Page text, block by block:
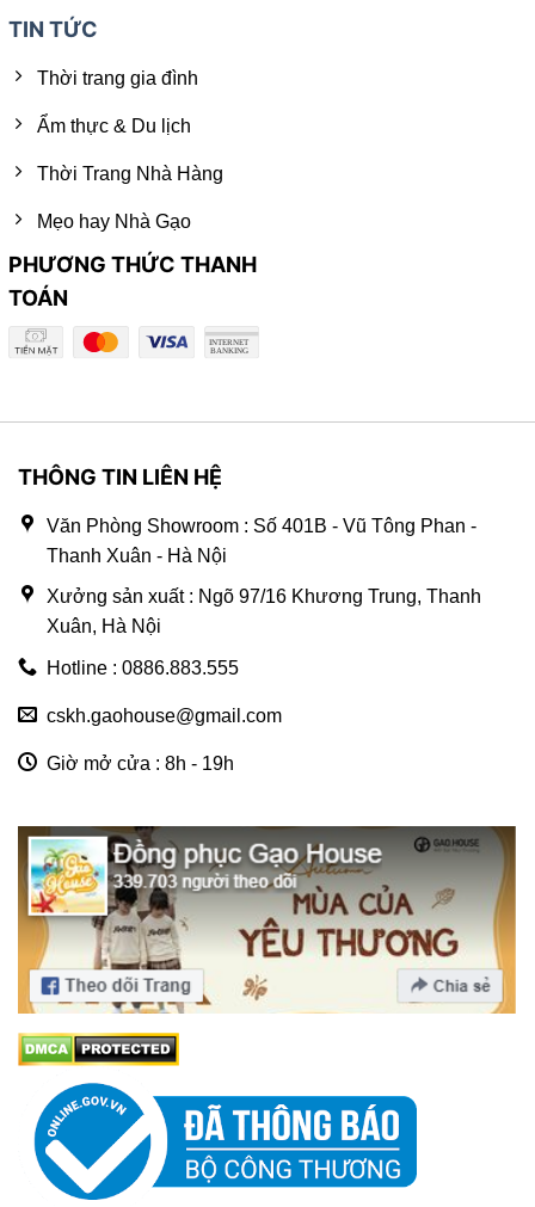
TIN TỨC
Thời trang gia đình
Ẩm thực & Du lịch
Thời Trang Nhà Hàng
Mẹo hay Nhà Gạo
PHƯƠNG THỨC THANH
TOÁN
THÔNG TIN LIÊN HỆ
Văn Phòng Showroom : Số 401B - Vũ Tông Phan -
Thanh Xuân - Hà Nội
Xưởng sản xuất : Ngõ 97/16 Khương Trung, Thanh
Xuân, Hà Nội
Hotline : 0886.883.555
cskh.gaohouse@gmail.com
Giờ mở cửa : 8h - 19h